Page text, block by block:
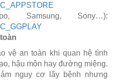
Samsung, Sony…):
vệ an toàn khi quan hệ tình
hậu môn hay đường miệng.
nguy cơ lây bệnh nhưng